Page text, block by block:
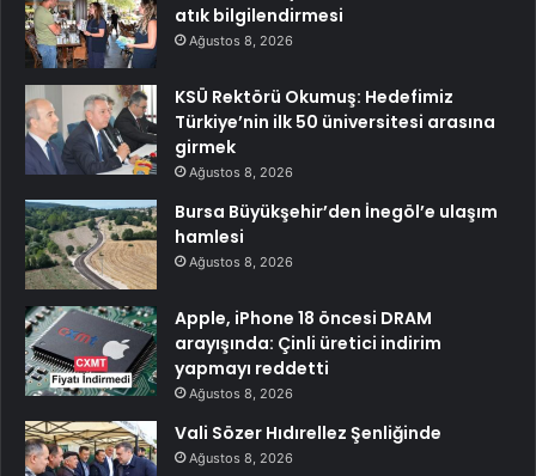
atık bilgilendirmesi
Ağustos 8, 2026
KSÜ Rektörü Okumuş: Hedefimiz
Türkiye’nin ilk 50 üniversitesi arasına
girmek
Ağustos 8, 2026
Bursa Büyükşehir’den İnegöl’e ulaşım
hamlesi
Ağustos 8, 2026
Apple, iPhone 18 öncesi DRAM
arayışında: Çinli üretici indirim
yapmayı reddetti
Ağustos 8, 2026
Vali Sözer Hıdırellez Şenliğinde
Ağustos 8, 2026